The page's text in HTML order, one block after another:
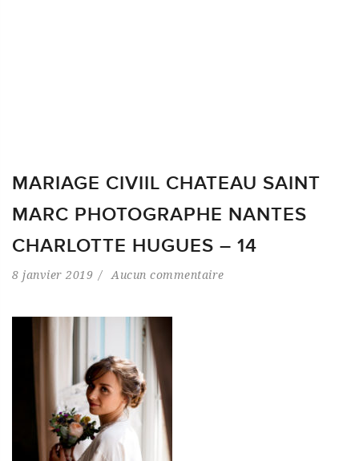
MARIAGE CIVIIL CHATEAU SAINT
MARC PHOTOGRAPHE NANTES
CHARLOTTE HUGUES – 14
8 janvier 2019 Aucun commentaire